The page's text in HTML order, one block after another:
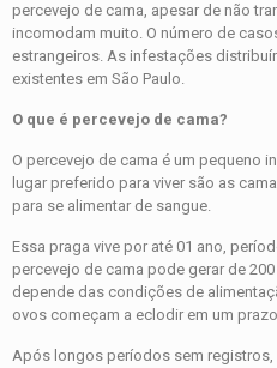
percevejo de cama, apesar de não
incomodam muito. O número de
estrangeiros. As infestações
existentes em São Paulo.
O que é percevejo de cama?
O percevejo de cama é um pequeno
lugar preferido para viver são as
para se alimentar de sangue.
Essa praga vive por até 01 ano,
percevejo de cama pode gerar de
depende das condições de
ovos começam a eclodir em um
Após longos períodos sem